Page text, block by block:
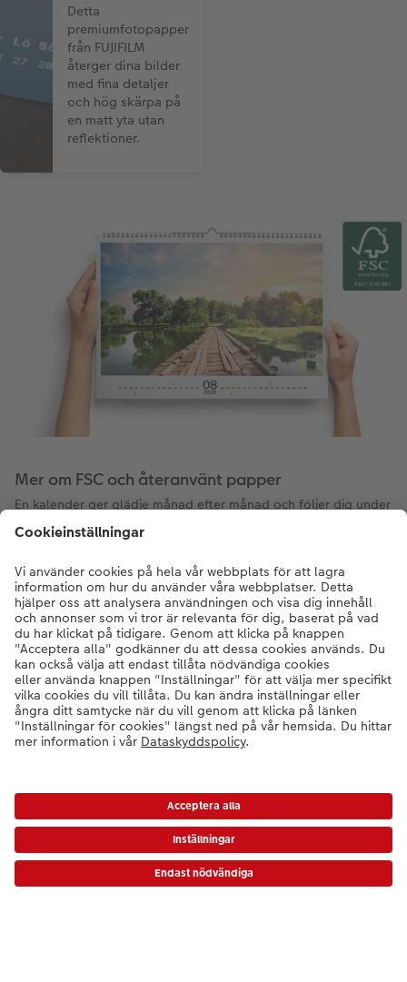
Detta
premiumfotopapper
från FUJIFILM
återger dina bilder
med fina detaljer
och hög skärpa på
en matt yta utan
reflektioner.
Mer om FSC och återanvänt papper
En kalender ger glädje månad efter månad och följer dig under
ett helt år.
beställas med återvunnet papper.
Dessutom är alla väggkalendrar med digitaltryckpapper från
CEWE FSC®-certifierade. Fotopappret i våra väggkalendrar
uppfyller också FSC®-standarden.